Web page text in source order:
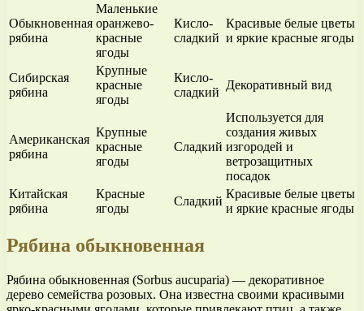
Обыкновенная
рябина
Маленькие
оранжево-
красные
ягоды
Кисло-
сладкий
Красивые белые цветы
и яркие красные ягоды
Сибирская
рябина
Крупные
красные
ягоды
Кисло-
сладкий
Декоративный вид
Американская
рябина
Крупные
красные
ягоды
Сладкий
Используется для
создания живых
изгородей и
ветрозащитных
посадок
Китайская
рябина
Красные
ягоды
Сладкий
Красивые белые цветы
и яркие красные ягоды
Рябина обыкновенная
Рябина обыкновенная (Sorbus aucuparia) — декоративное
дерево семейства розовых. Она известна своими красивыми